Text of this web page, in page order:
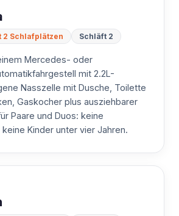
2 Schlafplätzen Schläft 2
Mercedes- oder
mit 2.2L-
Nasszelle mit Dusche, Toilette
Gaskocher plus ausziehbarer
Paare und Duos: keine
Kinder unter vier Jahren.